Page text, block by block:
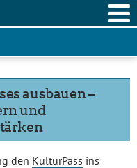
ausbauen –
und
den KulturPass ins